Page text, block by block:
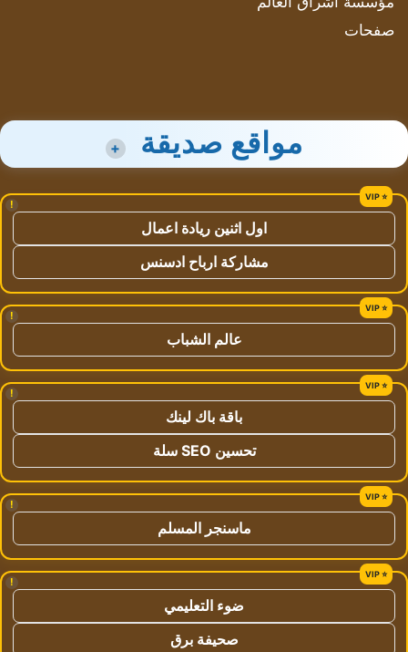
صفحات
مواقع صديقة +
!
اول اثنين ريادة اعمال
مشاركة ارباح ادسنس
!
عالم الشباب
!
باقة باك لينك
تحسين SEO سلة
!
ماسنجر المسلم
!
ضوء التعليمي
صحيفة برق